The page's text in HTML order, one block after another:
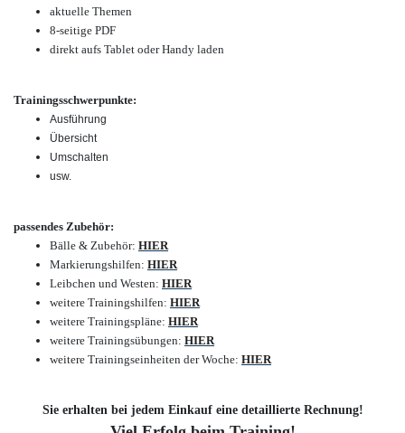
aktuelle Themen
8-seitige PDF
direkt aufs Tablet oder Handy laden
Trainingsschwerpunkte:
Ausführung
Übersicht
Umschalten
usw.
passendes Zubehör:
Bälle & Zubehör: HIER
Markierungshilfen: HIER
Leibchen und Westen: HIER
weitere Trainingshilfen: HIER
weitere Trainingspläne: HIER
weitere Trainingsübungen: HIER
weitere Trainingseinheiten der Woche: HIER
Sie erhalten bei jedem Einkauf eine detaillierte Rechnung!